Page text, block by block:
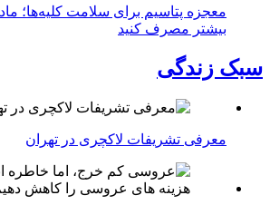
معجزه پتاسیم برای سلامت کلیه‌ها؛
بیشتر مصرف کنید
سبک زندگی
معرفی تشریفات لاکچری در تهران